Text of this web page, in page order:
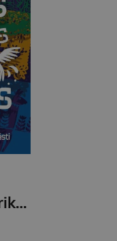
Tās citas Amerikas. Ceļojumu stāsti